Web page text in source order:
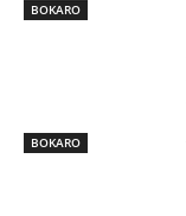
BOKARO
BOKARO